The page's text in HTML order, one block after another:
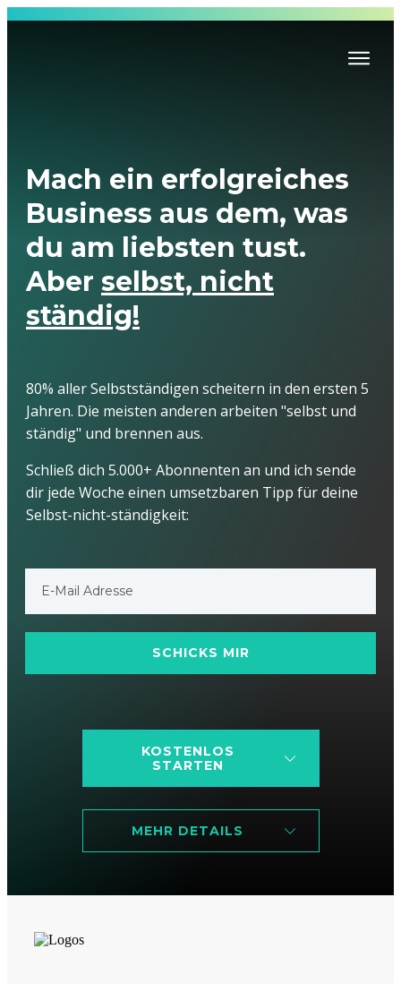
Mach ein erfolgreiches
Business aus dem, was
du am liebsten tust.
Aber selbst, nicht
ständig!
80% aller Selbstständigen scheitern in den ersten 5
Jahren. Die meisten anderen arbeiten "selbst und
ständig" und brennen aus.
Schließ dich 5.000+ Abonnenten an und ich sende
dir jede Woche einen umsetzbaren Tipp für deine
Selbst-nicht-ständigkeit:
SCHICKS MIR
KOSTENLOS
STARTEN
MEHR DETAILS